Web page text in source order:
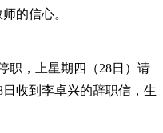
的信心。
职，上星期四（28日）请
收到李卓兴的辞职信，生